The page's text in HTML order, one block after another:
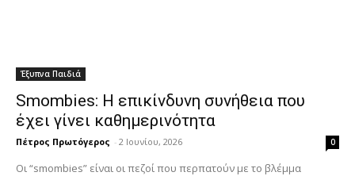
Έξυπνα Παιδιά
Smombies: Η επικίνδυνη συνήθεια που
έχει γίνει καθημερινότητα
Πέτρος Πρωτόγερος - 2 Ιουνίου, 2026 0
Οι “smombies” είναι οι πεζοί που περπατούν με το βλέμμα